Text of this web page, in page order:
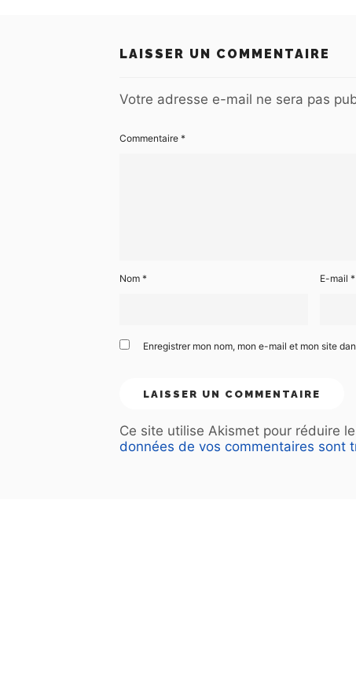
LAISSER UN COMMENTAIRE
Votre adresse e-mail ne sera pas
Commentaire *
Nom * E-mail *
Enregistrer mon nom, mon e-mail et mon site
Ce site utilise Akismet pour réduire
données de vos commentaires sont